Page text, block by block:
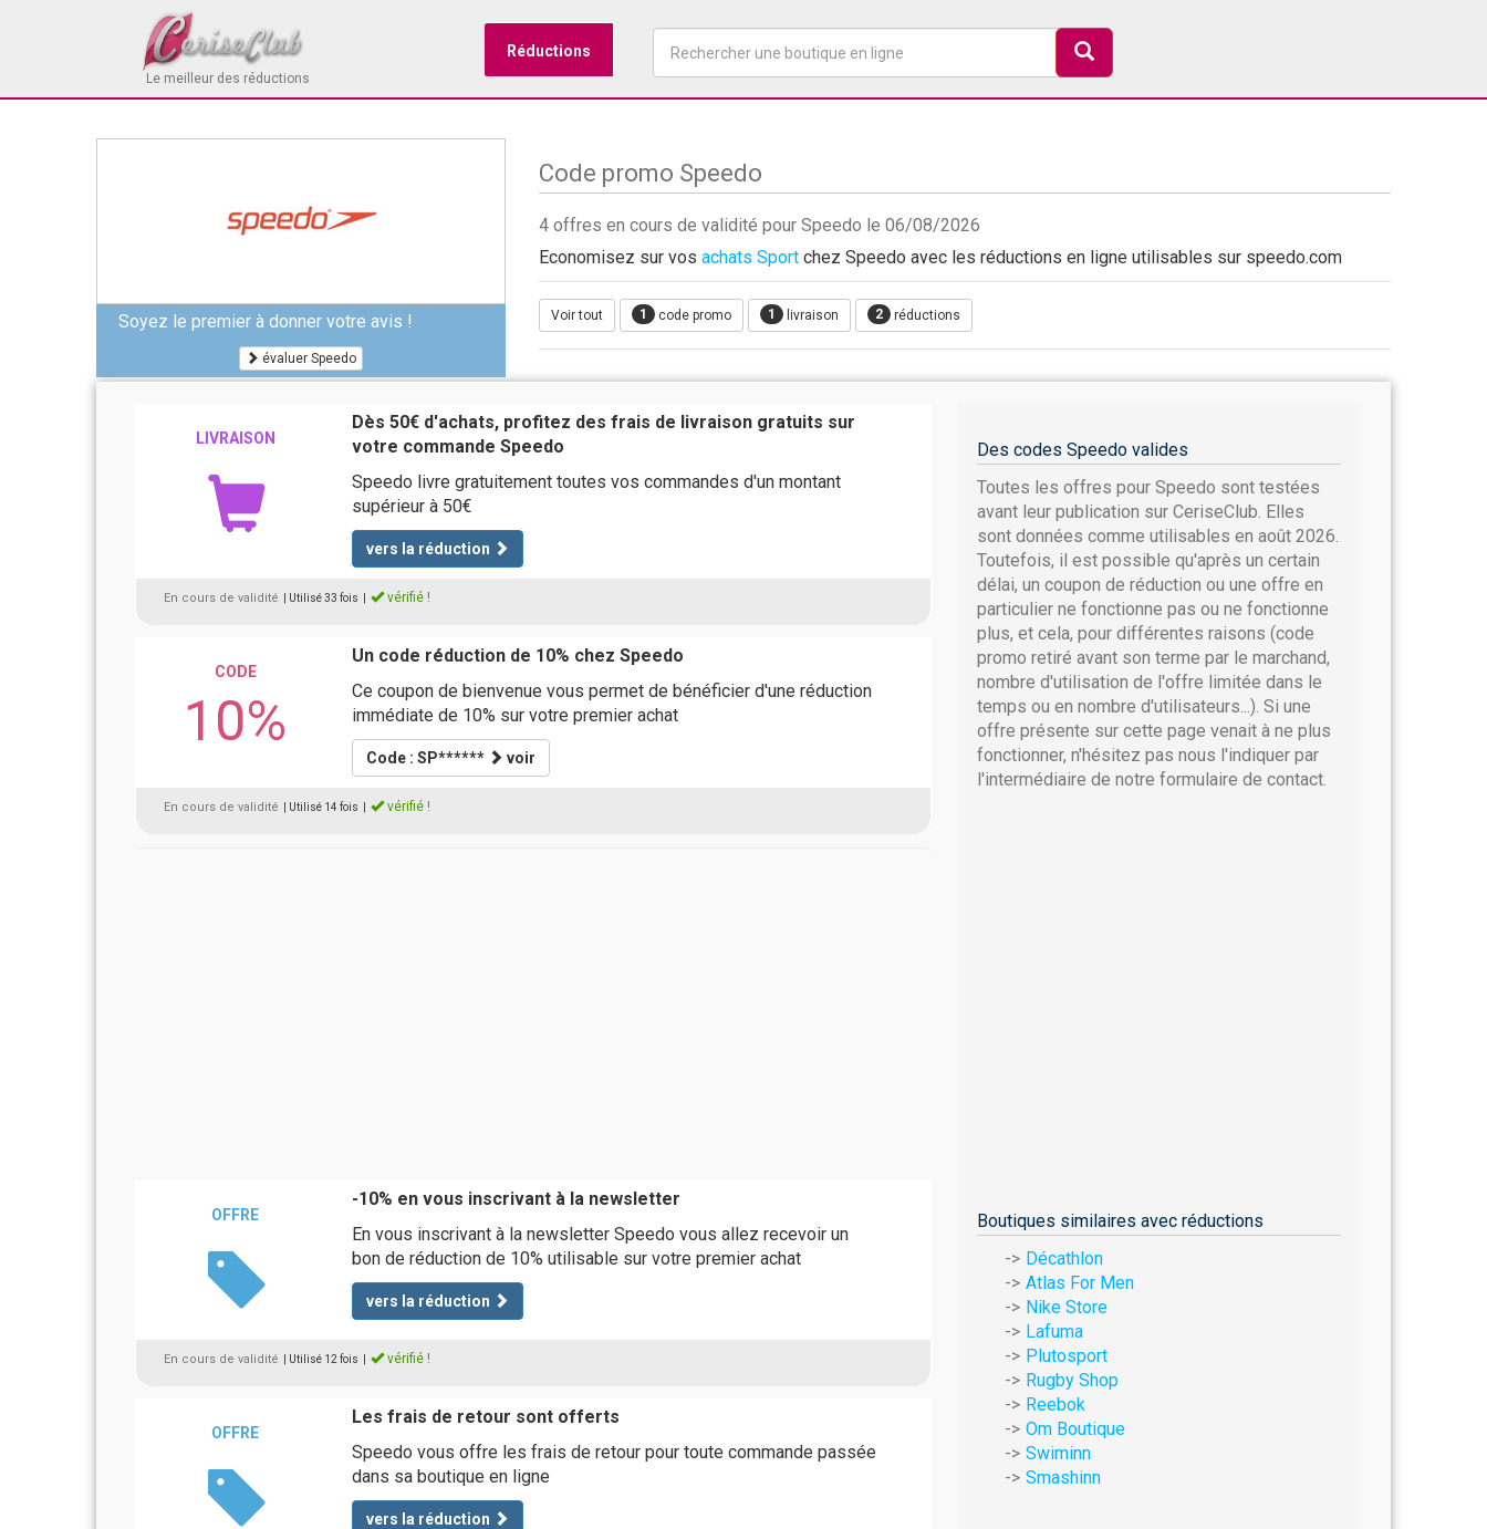
Le meilleur des réductions
Réductions
Soyez le premier à donner votre avis !
évaluer Speedo
Code promo Speedo
4 offres en cours de validité pour Speedo le 06/08/2026
Economisez sur vos achats Sport chez Speedo avec les réductions en ligne utilisables sur speedo.com
Voir tout 1 code promo 1 livraison 2 réductions
LIVRAISON
Dès 50€ d'achats, profitez des frais de livraison gratuits sur
votre commande Speedo
Speedo livre gratuitement toutes vos commandes d'un montant
supérieur à 50€
vers la réduction
En cours de validité | Utilisé 33 fois vérifié !
CODE
10%
Un code réduction de 10% chez Speedo
Ce coupon de bienvenue vous permet de bénéficier d'une réduction
immédiate de 10% sur votre premier achat
Code : SP****** voir
En cours de validité | Utilisé 14 fois vérifié !
OFFRE
-10% en vous inscrivant à la newsletter
En vous inscrivant à la newsletter Speedo vous allez recevoir un
bon de réduction de 10% utilisable sur votre premier achat
vers la réduction
En cours de validité | Utilisé 12 fois vérifié !
OFFRE
Les frais de retour sont offerts
Speedo vous offre les frais de retour pour toute commande passée
dans sa boutique en ligne
vers la réduction
Des codes Speedo valides
Toutes les offres pour Speedo sont testées
avant leur publication sur CeriseClub. Elles
sont données comme utilisables en août 2026.
Toutefois, il est possible qu'après un certain
délai, un coupon de réduction ou une offre en
particulier ne fonctionne pas ou ne fonctionne
plus, et cela, pour différentes raisons (code
promo retiré avant son terme par le marchand,
nombre d'utilisation de l'offre limitée dans le
temps ou en nombre d'utilisateurs...). Si une
offre présente sur cette page venait à ne plus
fonctionner, n'hésitez pas nous l'indiquer par
l'intermédiaire de notre formulaire de contact.
Boutiques similaires avec réductions
Décathlon
Atlas For Men
Nike Store
Lafuma
Plutosport
Rugby Shop
Reebok
Om Boutique
Swiminn
Smashinn